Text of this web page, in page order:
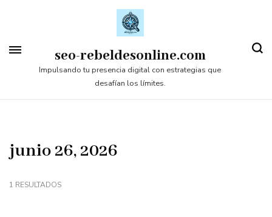
contenido
(presiona
seo-rebeldesonline.com
Impulsando tu presencia digital con estrategias que
desafían los límites.
junio 26, 2026
1 RESULTADOS